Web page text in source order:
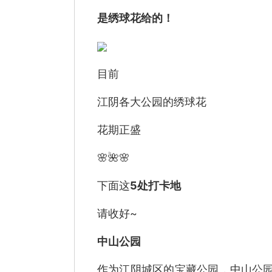
是绣球花给的！
目前
江阴各大公园的绣球花
花期正盛
🌸🌺🌸
下面这5处打卡地
请收好~
中山公园
作为江阴城区的宝藏公园，中山公